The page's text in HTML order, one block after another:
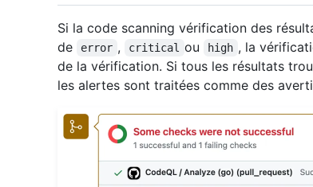
Si la code scanning vérification des
de
error , critical ou high , la
de la vérification. Si tous les résultats
les alertes sont traitées comme des